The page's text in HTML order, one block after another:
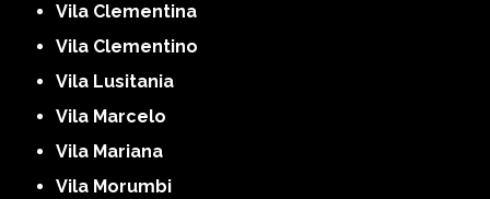
Vila Clementina
Vila Clementino
Vila Lusitania
Vila Marcelo
Vila Mariana
Vila Morumbi